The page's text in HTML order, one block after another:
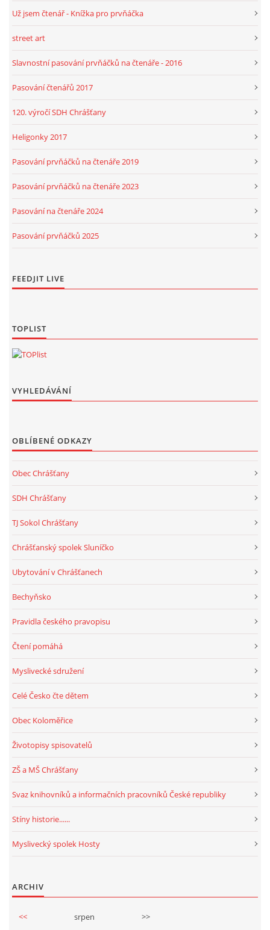
Už jsem čtenář - Knížka pro prvňáčka
street art
Slavnostní pasování prvňáčků na čtenáře - 2016
Pasování čtenářů 2017
120. výročí SDH Chrášťany
Heligonky 2017
Pasování prvňáčků na čtenáře 2019
Pasování prvňáčků na čtenáře 2023
Pasování na čtenáře 2024
Pasování prvňáčků 2025
FEEDJIT LIVE
TOPLIST
VYHLEDÁVÁNÍ
OBLÍBENÉ ODKAZY
Obec Chrášťany
SDH Chrášťany
TJ Sokol Chrášťany
Chrášťanský spolek Sluníčko
Ubytování v Chrášťanech
Bechyňsko
Pravidla českého pravopisu
Čtení pomáhá
Myslivecké sdružení
Celé Česko čte dětem
Obec Koloměřice
Životopisy spisovatelů
ZŠ a MŠ Chrášťany
Svaz knihovníků a informačních pracovníků České republiky
Stíny historie......
Myslivecký spolek Hosty
ARCHIV
<< srpen
>>